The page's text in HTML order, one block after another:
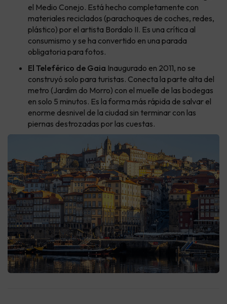
el Medio Conejo. Está hecho completamente con
materiales reciclados (parachoques de coches, redes,
plástico) por el artista Bordalo II. Es una crítica al
consumismo y se ha convertido en una parada
obligatoria para fotos.
El Teleférico de Gaia Inaugurado en 2011, no se
construyó solo para turistas. Conecta la parte alta del
metro (Jardim do Morro) con el muelle de las bodegas
en solo 5 minutos. Es la forma más rápida de salvar el
enorme desnivel de la ciudad sin terminar con las
piernas destrozadas por las cuestas.